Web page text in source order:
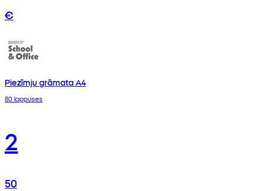
€
Piezīmju grāmata A4
80 lappuses
2
50